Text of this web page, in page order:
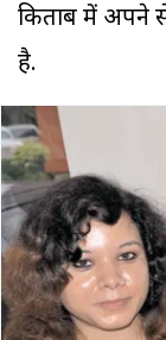
किताब में अपने
है.